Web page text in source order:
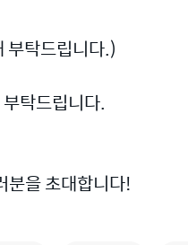
부탁드립니다.)
탁드립니다.
분을 초대합니다!